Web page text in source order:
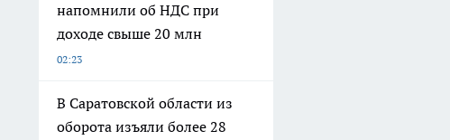
напомнили об НДС при
доходе свыше 20 млн
02:23
В Саратовской области из
оборота изъяли более 28